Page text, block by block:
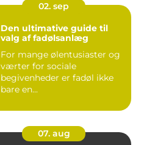
02. sep
Den ultimative guide til
valg af fadølsanlæg
For mange ølentusiaster og
værter for sociale
begivenheder er fadøl ikke
bare en...
07. aug